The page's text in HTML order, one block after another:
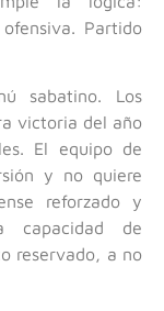
Partido
sabatino. Los
victoria del año
El equipo de
y no quiere
reforzado y
capacidad de
reservado, a no